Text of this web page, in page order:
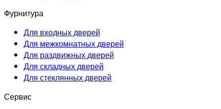
Фурнитура
Для входных дверей
Для межкомнатных дверей
Для раздвижных дверей
Для складных дверей
Для стеклянных дверей
Сервис